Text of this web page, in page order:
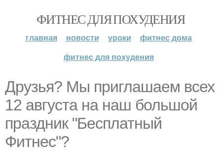
ФИТНЕС ДЛЯ ПОХУДЕНИЯ
главная новости уроки
фитнес дома
фитнес для похудения
Друзья? Мы приглашаем всех
12 августа на наш большой
праздник "Бесплатный
Фитнес"?